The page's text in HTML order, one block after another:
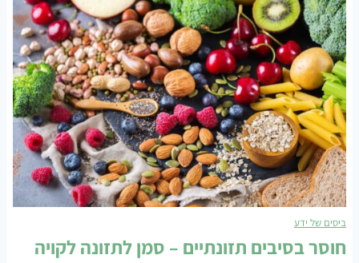
ביסים של ידע
חוסר בסיבים תזונתיים – סמן לתזונה לקויה